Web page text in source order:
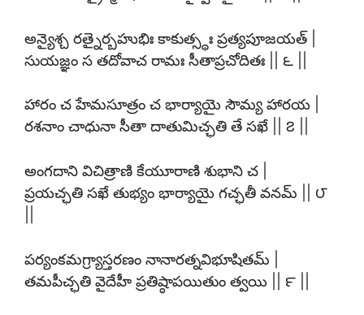
అన్యైశ్చ రత్నైర్బహుభిః కాకుత్స్థః ప్రత్యపూజయత్ |
సుయజ్ఞం స తదోవాచ రామః సీతాప్రచోదితః || ౬ ||
హారం చ హేమసూత్రం చ భార్యాయై సౌమ్య హారయ |
రశనాం చాధునా సీతా దాతుమిచ్ఛతి తే సఖే || ౭ ||
అంగదాని విచిత్రాణి కేయూరాణి శుభాని చ |
ప్రయచ్ఛతి సఖే తుభ్యం భార్యాయై గచ్ఛతీ వనమ్ || ౮
పర్యంకమగ్ర్యాస్తరణం నానారత్నవిభూషితమ్ |
తమపీచ్ఛతి వైదేహీ ప్రతిష్ఠాపయితుం త్వయి || ౯ ||